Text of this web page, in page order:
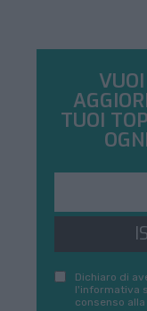
TUOI
Dichiaro di
l'informativa
consenso